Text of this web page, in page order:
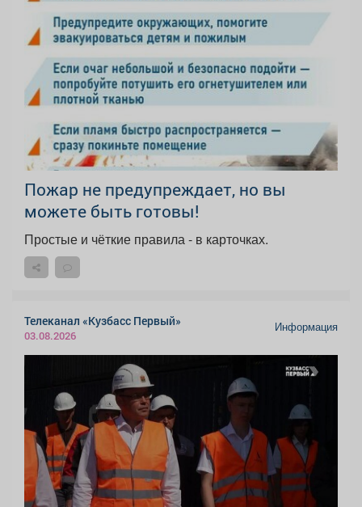
Пожар не предупреждает, но вы
можете быть готовы!
Простые и чёткие правила - в карточках.
Телеканал «Кузбасс Первый»
03.08.2026
Информация